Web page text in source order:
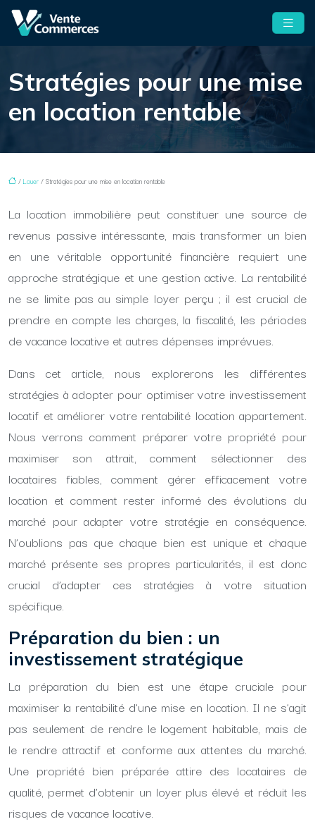
Stratégies pour une mise
en location rentable
/ Louer / Stratégies pour une mise en location rentable
La location immobilière peut constituer une source de
revenus passive intéressante, mais transformer un bien
en une véritable opportunité financière requiert une
approche stratégique et une gestion active. La rentabilité
ne se limite pas au simple loyer perçu ; il est crucial de
prendre en compte les charges, la fiscalité, les périodes
de vacance locative et autres dépenses imprévues.
Dans cet article, nous explorerons les différentes
stratégies à adopter pour optimiser votre investissement
locatif et améliorer votre rentabilité location appartement.
Nous verrons comment préparer votre propriété pour
maximiser son attrait, comment sélectionner des
locataires fiables, comment gérer efficacement votre
location et comment rester informé des évolutions du
marché pour adapter votre stratégie en conséquence.
N’oublions pas que chaque bien est unique et chaque
marché présente ses propres particularités, il est donc
crucial d’adapter ces stratégies à votre situation
spécifique.
Préparation du bien : un
investissement stratégique
La préparation du bien est une étape cruciale pour
maximiser la rentabilité d’une mise en location. Il ne s’agit
pas seulement de rendre le logement habitable, mais de
le rendre attractif et conforme aux attentes du marché.
Une propriété bien préparée attire des locataires de
qualité, permet d’obtenir un loyer plus élevé et réduit les
risques de vacance locative.